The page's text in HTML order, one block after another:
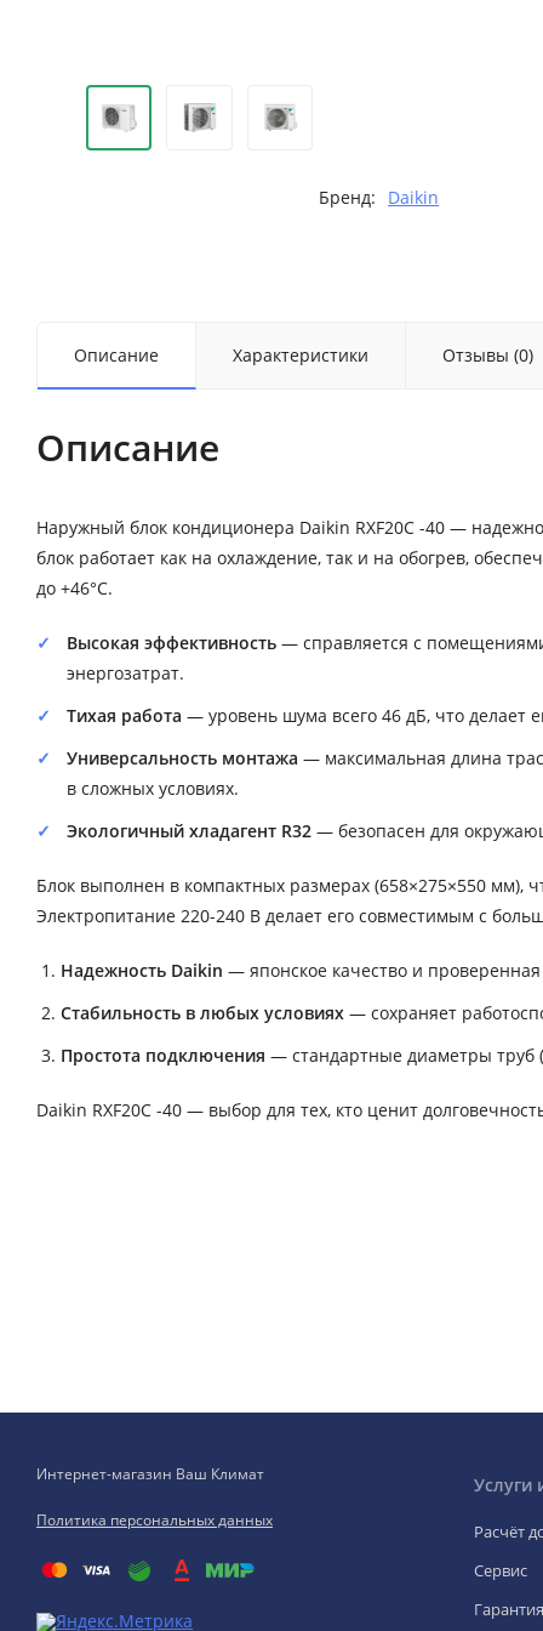
Бренд: Daikin
Описание Характеристики Отзывы (0)
Описание
Наружный блок кондиционера Daikin RXF20C -40 —
блок работает как на охлаждение, так и на обогрев,
до +46°C.
Высокая эффективность — справляется с
энергозатрат.
Тихая работа — уровень шума всего 46 дБ, что делает
Универсальность монтажа — максимальная длина
в сложных условиях.
Экологичный хладагент R32 — безопасен для
Блок выполнен в компактных размерах (658×275×550 мм),
Электропитание 220-240 В делает его совместимым с
Надежность Daikin — японское качество и
Стабильность в любых условиях — сохраняет
Простота подключения — стандартные диаметры труб
Daikin RXF20C -40 — выбор для тех, кто ценит
Интернет-магазин Ваш Климат
Политика персональных данных
Услуги
Расчёт
Сервис
Гарантия